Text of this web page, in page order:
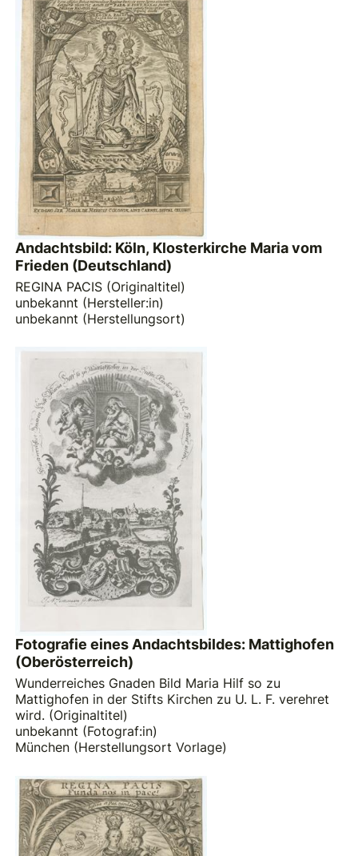
Andachtsbild: Köln, Klosterkirche Maria vom
Frieden (Deutschland)
REGINA PACIS (Originaltitel)
unbekannt (Hersteller:in)
unbekannt (Herstellungsort)
Fotografie eines Andachtsbildes: Mattighofen
(Oberösterreich)
Wunderreiches Gnaden Bild Maria Hilf so zu
Mattighofen in der Stifts Kirchen zu U. L. F. verehret
wird. (Originaltitel)
unbekannt (Fotograf:in)
München (Herstellungsort Vorlage)